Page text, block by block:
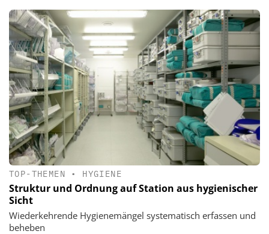
TOP-THEMEN • HYGIENE
Struktur und Ordnung auf Station aus hygienischer
Sicht
Wiederkehrende Hygienemängel systematisch erfassen und
beheben